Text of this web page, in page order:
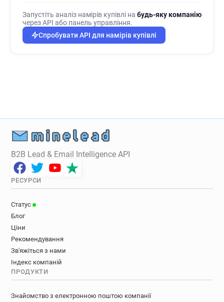
Запустіть аналіз намірів купівлі на будь-яку компанію
через API або панель управління.
Спробувати API для намірів купівлі
B2B Lead & Email Intelligence API
РЕСУРСИ
Статус
Блог
Ціни
Рекомендування
Зв'яжіться з нами
Індекс компаній
ПРОДУКТИ
Знайомство з електронною поштою компанії